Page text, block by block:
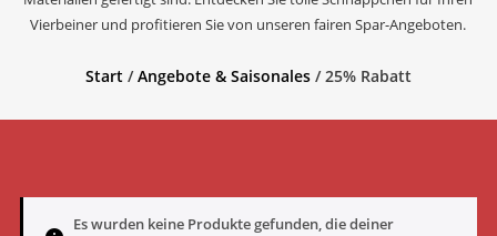
Vierbeiner und profitieren Sie von unseren fairen Spar-Angeboten.
Start/Angebote & Saisonales/ 25% Rabatt
Es wurden keine Produkte gefunden, die deiner